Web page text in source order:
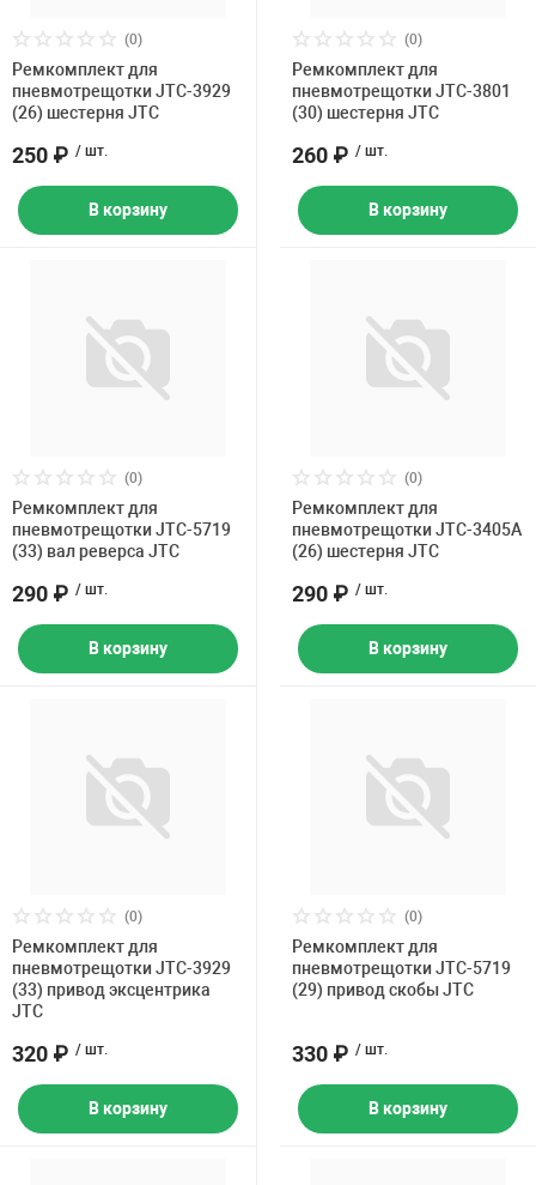
(0)
Ремкомплект для
пневмотрещотки JTC-3929
(26) шестерня JTC
250 ₽ / шт.
В корзину
(0)
Ремкомплект для
пневмотрещотки JTC-3801
(30) шестерня JTC
260 ₽ / шт.
В корзину
(0)
Ремкомплект для
пневмотрещотки JTC-5719
(33) вал реверса JTC
290 ₽ / шт.
В корзину
(0)
Ремкомплект для
пневмотрещотки JTC-3405A
(26) шестерня JTC
290 ₽ / шт.
В корзину
(0)
Ремкомплект для
пневмотрещотки JTC-3929
(33) привод эксцентрика
JTC
320 ₽ / шт.
В корзину
(0)
Ремкомплект для
пневмотрещотки JTC-5719
(29) привод скобы JTC
330 ₽ / шт.
В корзину